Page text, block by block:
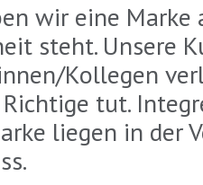
wir eine
steht. Unsere
Kollegen
tut.
liegen in der